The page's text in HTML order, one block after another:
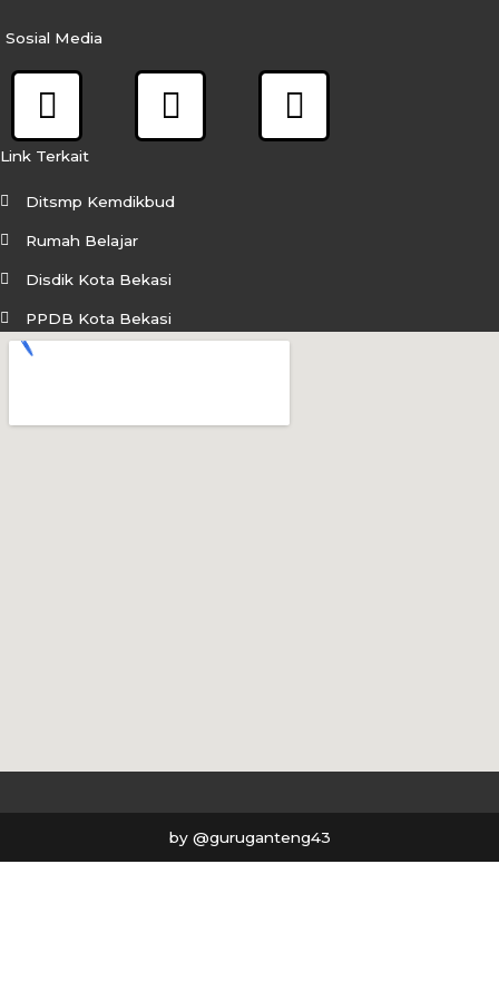
Sosial Media
F
a
c
e
b
o
k
I
n
t
g
a
Y
o
Link Terkait
Ditsmp Kemdikbud
Rumah Belajar
Disdik Kota Bekasi
PPDB Kota Bekasi
by @guruganteng43